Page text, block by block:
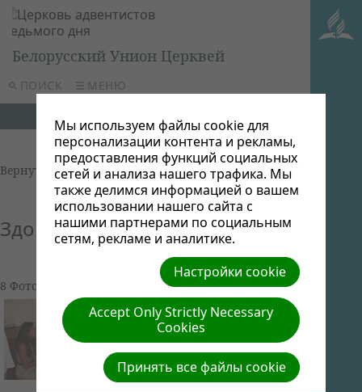
ПОИСК МЕНЮ
Белорусский Унион Церквей
Вернуться к фотоальбомам
Здоровье для детей (Минск)
8 Фото | 1.67 МБ | Просмотр слайд-шоу
Мы используем файлы cookie для
персонализации контента и рекламы,
предоставления функций социальных
сетей и анализа нашего трафика. Мы
также делимся информацией о вашем
использовании нашего сайта с
нашими партнерами по социальным
сетям, рекламе и аналитике.
Настройки cookie
Accept Only Strictly Necessary
Cookies
Принять все файлы cookie